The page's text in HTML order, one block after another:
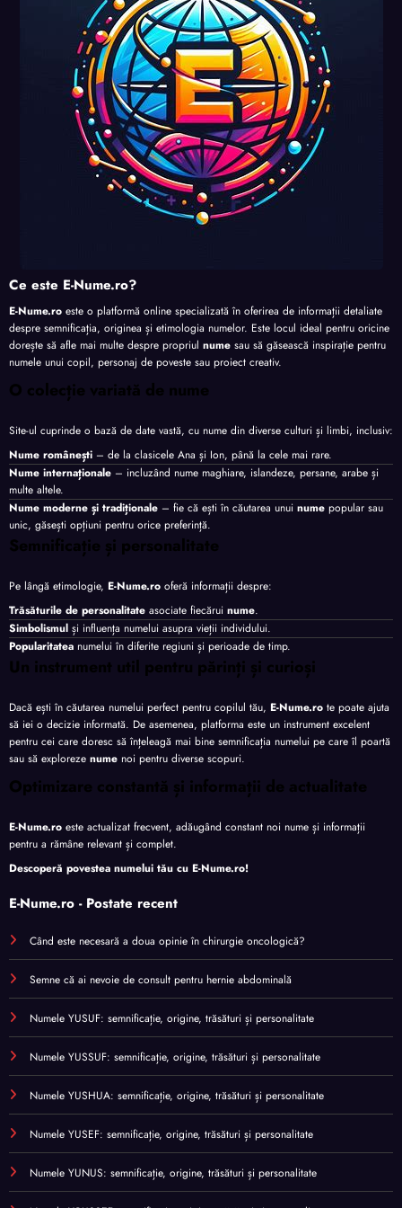
nalita
te
nalita
te
Ce este E-Nume.ro?
E-Nume.ro este o platformă online specializată în oferirea de informații detaliate
despre semnificația, originea și etimologia numelor. Este locul ideal pentru oricine
dorește să afle mai multe despre propriul nume sau să găsească inspirație pentru
numele unui copil, personaj de poveste sau proiect creativ.
O colecție variată de nume
Site-ul cuprinde o bază de date vastă, cu nume din diverse culturi și limbi, inclusiv:
Nume românești – de la clasicele Ana și Ion, până la cele mai rare.
Nume internaționale – incluzând nume maghiare, islandeze, persane, arabe și
multe altele.
Nume moderne și tradiționale – fie că ești în căutarea unui nume popular sau
unic, găsești opțiuni pentru orice preferință.
Semnificație și personalitate
Pe lângă etimologie, E-Nume.ro oferă informații despre:
Trăsăturile de personalitate asociate fiecărui nume.
Simbolismul și influența numelui asupra vieții individului.
Popularitatea numelui în diferite regiuni și perioade de timp.
Un instrument util pentru părinți și curioși
Dacă ești în căutarea numelui perfect pentru copilul tău, E-Nume.ro te poate ajuta
să iei o decizie informată. De asemenea, platforma este un instrument excelent
pentru cei care doresc să înțeleagă mai bine semnificația numelui pe care îl poartă
sau să exploreze nume noi pentru diverse scopuri.
Optimizare constantă și informații de actualitate
E-Nume.ro este actualizat frecvent, adăugând constant noi nume și informații
pentru a rămâne relevant și complet.
Descoperă povestea numelui tău cu E-Nume.ro!
E-Nume.ro - Postate recent
Când este necesară a doua opinie în chirurgie oncologică?
Semne că ai nevoie de consult pentru hernie abdominală
Numele YUSUF: semnificație, origine, trăsături și personalitate
Numele YUSSUF: semnificație, origine, trăsături și personalitate
Numele YUSHUA: semnificație, origine, trăsături și personalitate
Numele YUSEF: semnificație, origine, trăsături și personalitate
Numele YUNUS: semnificație, origine, trăsături și personalitate